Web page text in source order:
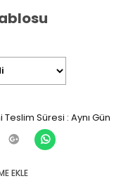
Teslim Süresi : Aynı Gün
EKLE